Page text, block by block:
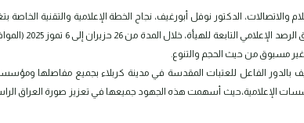
والاتصالات، الدكتور نوفل أبورغيف، نجاح الخطة الإعلامية والتقنية الخاصة
غير مسبوق من حيث الحجم والتنوع.
بالدور الفاعل للعتبات المقدسة في مدينة كربلاء بجميع مفاصلها
الإعلامية،حيث أسهمت هذه الجهود جميعها في تعزيز صورة العراق